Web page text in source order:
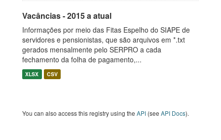
Vacâncias - 2015 a atual
Informações por meio das Fitas Espelho do SIAPE de
servidores e pensionistas, que são arquivos em *.txt
gerados mensalmente pelo SERPRO a cada
fechamento da folha de pagamento,...
XLSX CSV
You can also access this registry using the API (see API Docs).